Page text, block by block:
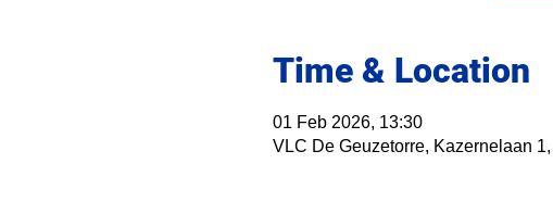
Time & Location
01 Feb 2026, 13:30
VLC De Geuzetorre, Kazernelaan